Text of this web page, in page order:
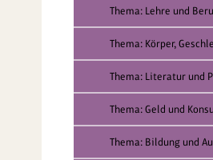
Thema: Lehre und
Thema: Körper,
Thema: Literatur und
Thema: Geld und
Thema: Bildung und